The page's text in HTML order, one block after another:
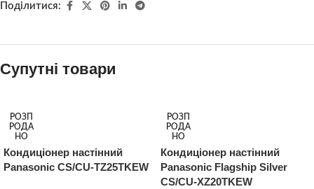
Поділитися:
Супутні товари
РОЗП
РОДА
НО
Кондиціонер настінний
Panasonic CS/CU-TZ25TKEW
РОЗП
РОДА
НО
Кондиціонер настінний
Panasonic Flagship Silver
CS/CU-XZ20TKEW